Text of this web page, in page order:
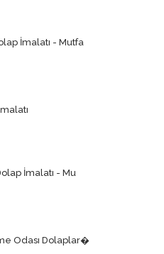
İmalatı - Mutfa
İmalatı - Mu
Odası Dolaplar�